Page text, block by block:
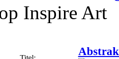
Inspire Art